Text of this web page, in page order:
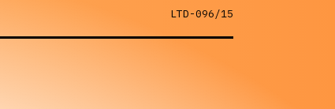
LTD-096/15